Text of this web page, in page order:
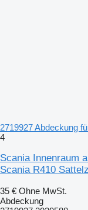
2719927 Abdeckung
4
Scania Innenraum
Scania R410
35 € Ohne MwSt.
Abdeckung